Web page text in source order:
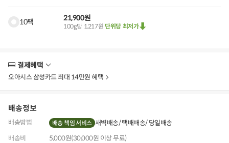
10팩 21,900원
100g당 1,217원 단위당 최저가
결제혜택
보
오아시스 삼성카드 최대 14만원 혜택
배송정보
배송방법 배송 책임 서비스 새벽배송 택배배송 당일배송
배송비
5,000원(30,000원 이상 무료)